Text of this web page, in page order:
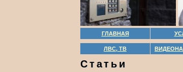
ГЛАВНАЯ
ЛВС, ТВ
Статьи